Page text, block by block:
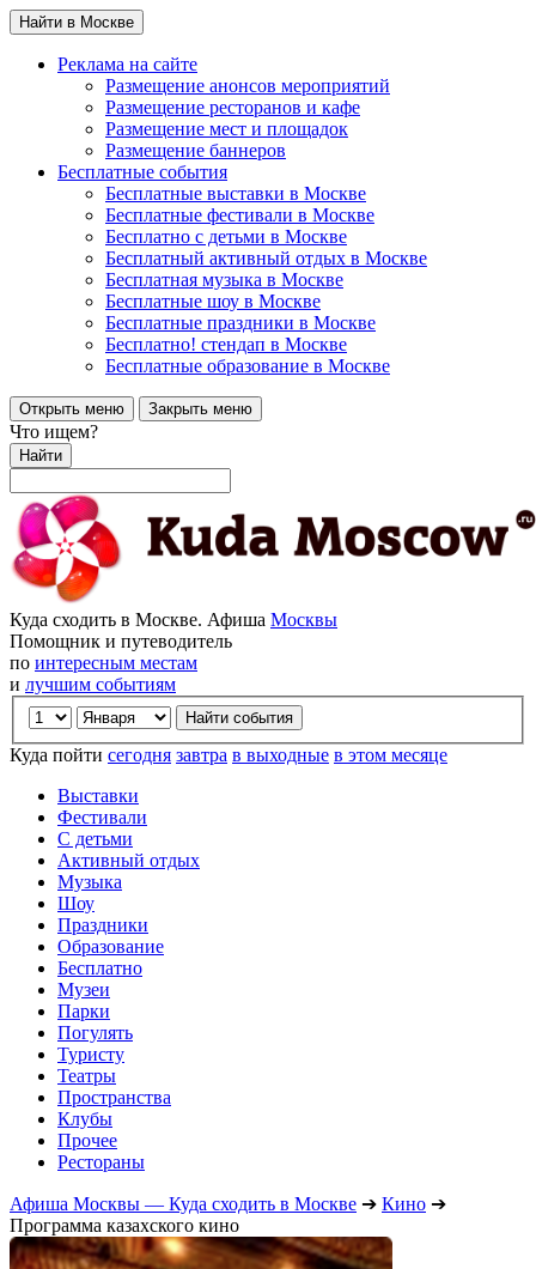
Найти в Москве
Реклама на сайте
Размещение анонсов мероприятий
Размещение ресторанов и кафе
Размещение мест и площадок
Размещение баннеров
Бесплатные события
Бесплатные выставки в Москве
Бесплатные фестивали в Москве
Бесплатно с детьми в Москве
Бесплатный активный отдых в Москве
Бесплатная музыка в Москве
Бесплатные шоу в Москве
Бесплатные праздники в Москве
Бесплатно! стендап в Москве
Бесплатные образование в Москве
Открыть меню Закрыть меню
Что ищем?
Найти
Куда сходить в Москве. Афиша Москвы
Помощник и путеводитель
по интересным местам
и лучшим событиям
Куда пойти сегодня завтра в выходные в этом месяце
Выставки
Фестивали
С детьми
Активный отдых
Музыка
Шоу
Праздники
Образование
Бесплатно
Музеи
Парки
Погулять
Туристу
Театры
Пространства
Клубы
Прочее
Рестораны
Афиша Москвы — Куда сходить в Москве ➔ Кино ➔
Программа казахского кино